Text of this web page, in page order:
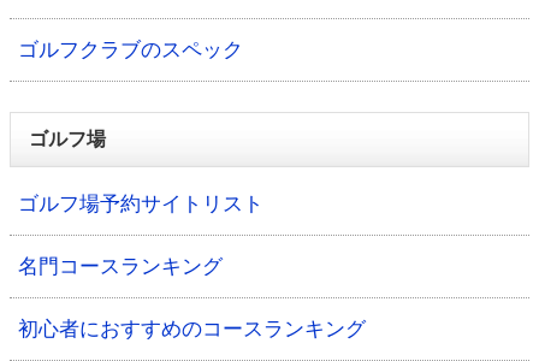
ゴルフクラブのスペック
ゴルフ場
ゴルフ場予約サイトリスト
名門コースランキング
初心者におすすめのコースランキング